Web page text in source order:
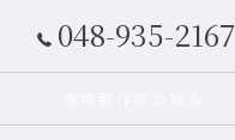
048-935-2167